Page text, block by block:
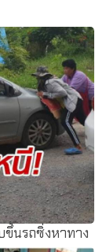
ขึ้นรถซิ่งหาทาง